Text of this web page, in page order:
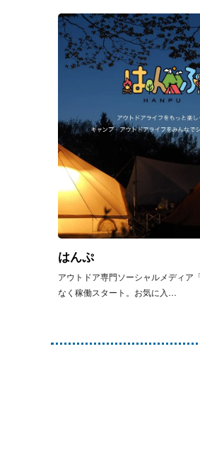
はんぷ
アウトドア専門ソーシャルメディア
なく稼働スタート。お気に入…